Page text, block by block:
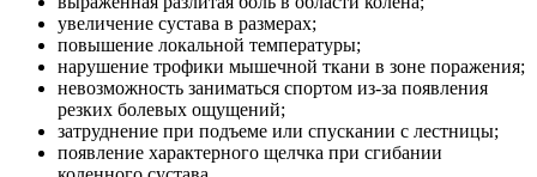
увеличение сустава в размерах;
повышение локальной температуры;
нарушение трофики мышечной ткани в зоне поражения;
невозможность заниматься спортом из-за появления
резких болевых ощущений;
затруднение при подъеме или спускании с лестницы;
появление характерного щелчка при сгибании